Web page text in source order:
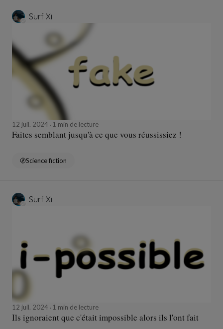
Surf Xi
12 juil. 2024 1 min de lecture
Faites semblant jusqu'à ce que vous réussissiez !
Science fiction
Surf Xi
12 juil. 2024 1 min de lecture
Ils ignoraient que c'était impossible alors ils l'ont fait